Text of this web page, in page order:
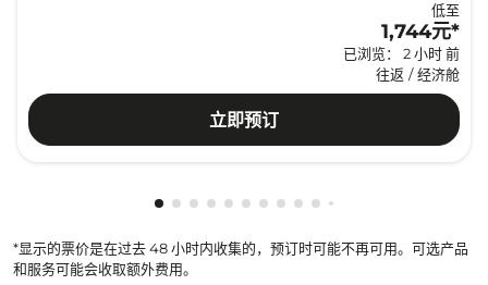
低至
1,744元*
已浏览： 2 小时 前
往返 / 经济舱
立即预订
显示 cmp-pagination-showing-card 1
显示 cmp-pagination-showing-card 2
显示 cmp-pagination-showing-card
显示 cmp-pagination-showing-
显示 cmp-pagination-showing-
显示 cmp-pagination-
显示 cmp-pagination-
显示 cmp-pagination-
显示 cmp-pagination-
显示 cmp-
*显示的票价是在过去 48 小时内收集的，预订时可能不再可用。可选产品
和服务可能会收取额外费用。